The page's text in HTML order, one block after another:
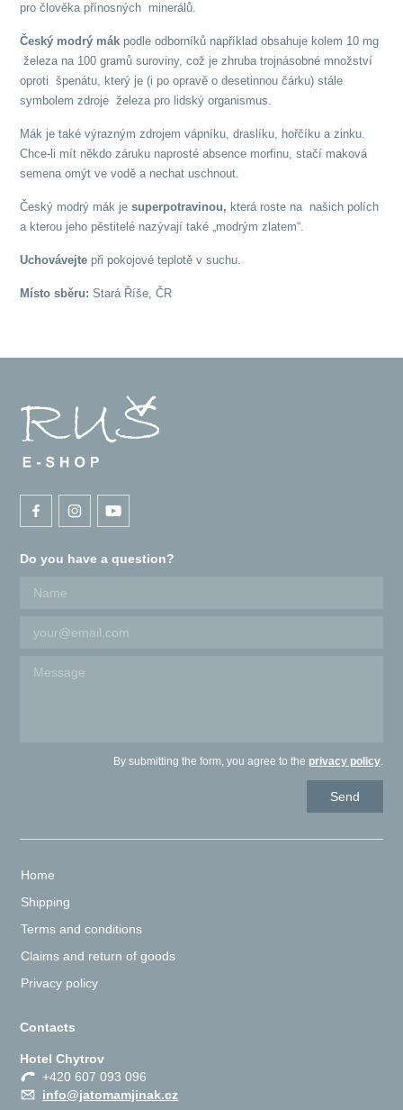
pro člověka přínosných minerálů.
Český modrý mák podle odborníků například obsahuje kolem 10 mg
železa na 100 gramů suroviny, což je zhruba trojnásobné množství
oproti špenátu, který je (i po opravě o desetinnou čárku) stále
symbolem zdroje železa pro lidský organismus.
Mák je také výrazným zdrojem vápníku, draslíku, hořčíku a zinku.
Chce-li mít někdo záruku naprosté absence morfinu, stačí maková
semena omýt ve vodě a nechat uschnout.
Český modrý mák jesuperpotravinou, která roste na našich polích
a kterou jeho pěstitelé nazývají také „modrým zlatem“.
Uchovávejte při pokojové teplotě v suchu.
Místo sběru: Stará Říše, ČR
Do you have a question?
By submitting the form, you agree to the privacy policy.
Home
Shipping
Terms and conditions
Claims and return of goods
Privacy policy
Contacts
Hotel Chytrov
+420 607 093 096
info@jatomamjinak.cz